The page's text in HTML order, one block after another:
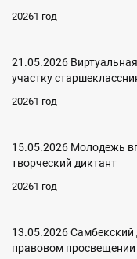
20261 год
21.05.2026
участку
20261 год
15.05.2026 Молодежь
творческий диктант
20261 год
13.05.2026
правовом